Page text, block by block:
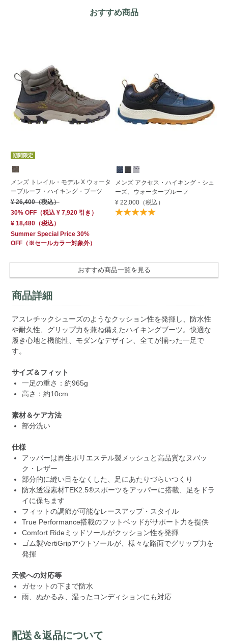
おすすめ商品
期間限定
メンズ トレイル・モデル X ウォータ
ープルーフ・ハイキング・ブーツ
¥ 26,400（税込）
30% OFF（税込 ¥ 7,920引き）
¥ 18,480（税込）
Summer Special Price 30%
OFF（※セールカラー対象外）
メンズ アクセス・ハイキング・シュ
ーズ、ウォータープルーフ
¥ 22,000 （税込）
おすすめ商品一覧を見る
商品詳細
アスレチックシューズのようなクッション性を発揮し、防水性
や耐久性、グリップ力を兼ね備えたハイキングブーツ。快適な
履き心地と機能性、モダンなデザイン、全てが揃った一足で
す。
サイズ＆フィット
一足の重さ：約965g
高さ：約10cm
素材＆ケア方法
部分洗い
仕様
アッパーは再生ポリエステル製メッシュと高品質なヌバッ
ク・レザー
部分的に縫い目をなくした、足にあたりづらいつくり
防水透湿素材TEK2.5®スポーツをアッパーに搭載、足をドラ
イに保ちます
フィットの調節が可能なレースアップ・スタイル
True Performance搭載のフットベッドがサポート力を提供
Comfort Rideミッドソールがクッション性を発揮
ゴム製VertiGripアウトソールが、様々な路面でグリップ力を
発揮
天候への対応等
ガセットの下まで防水
雨、ぬかるみ、湿ったコンディションにも対応
配送＆返品について